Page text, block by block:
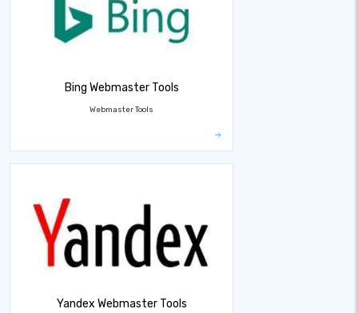
Bing Webmaster Tools
Webmaster Tools
Yandex Webmaster Tools